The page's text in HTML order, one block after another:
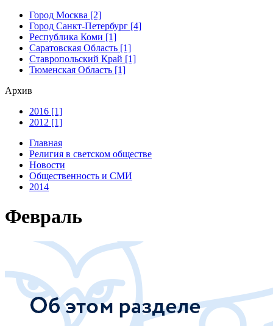
Город Москва [2]
Город Санкт-Петербург [4]
Республика Коми [1]
Саратовская Область [1]
Ставропольский Край [1]
Тюменская Область [1]
Архив
2016 [1]
2012 [1]
Главная
Религия в светском обществе
Новости
Общественность и СМИ
2014
Февраль